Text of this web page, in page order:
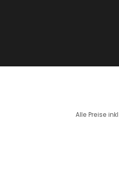
Alle Preise